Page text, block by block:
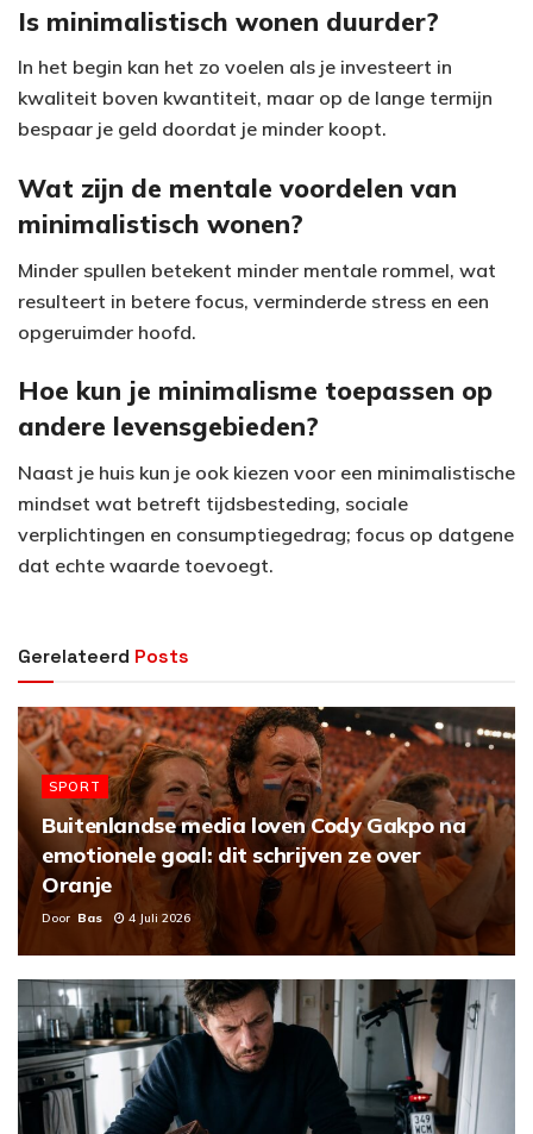
Is minimalistisch wonen duurder?
In het begin kan het zo voelen als je investeert in
kwaliteit boven kwantiteit, maar op de lange termijn
bespaar je geld doordat je minder koopt.
Wat zijn de mentale voordelen van
minimalistisch wonen?
Minder spullen betekent minder mentale rommel, wat
resulteert in betere focus, verminderde stress en een
opgeruimder hoofd.
Hoe kun je minimalisme toepassen op
andere levensgebieden?
Naast je huis kun je ook kiezen voor een minimalistische
mindset wat betreft tijdsbesteding, sociale
verplichtingen en consumptiegedrag; focus op datgene
dat echte waarde toevoegt.
Gerelateerd Posts
SPORT
Buitenlandse media loven Cody Gakpo na
emotionele goal: dit schrijven ze over
Oranje
Door Bas 4 Juli 2026